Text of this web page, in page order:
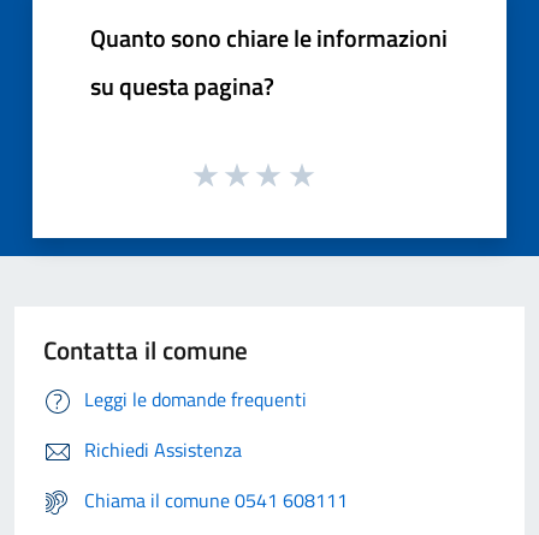
Quanto sono chiare le informazioni
su questa pagina?
Contatta il comune
Leggi le domande frequenti
Richiedi Assistenza
Chiama il comune 0541 608111